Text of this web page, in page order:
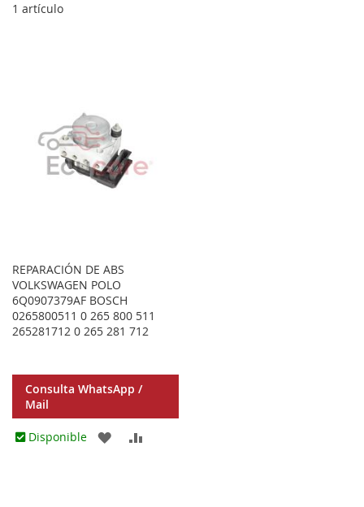
1 artículo
REPARACIÓN DE ABS
VOLKSWAGEN POLO
6Q0907379AF BOSCH
0265800511 0 265 800 511
265281712 0 265 281 712
Consulta WhatsApp /
Mail
Disponible
AGREGAR